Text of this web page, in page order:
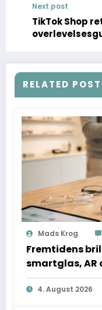
Next post
TikTok Shop
RELATED
Mads Krog
Fremtidens
smartglas, AR
teknologier
4. August 2026